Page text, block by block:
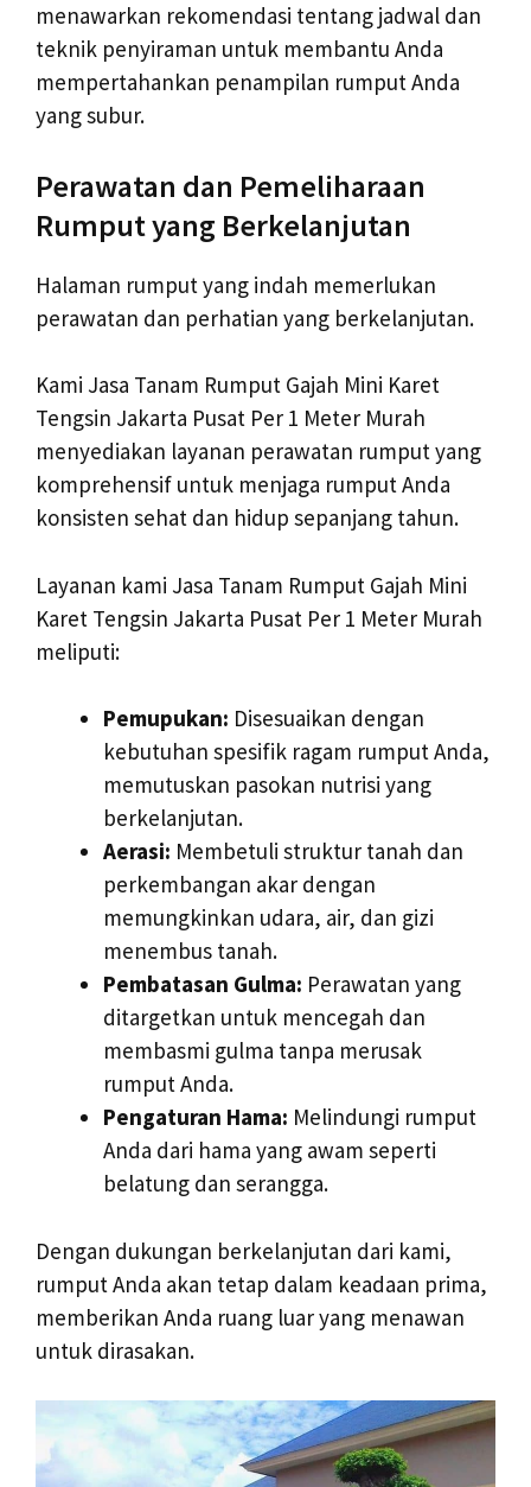
menawarkan rekomendasi tentang jadwal dan
teknik penyiraman untuk membantu Anda
mempertahankan penampilan rumput Anda
yang subur.
Perawatan dan Pemeliharaan
Rumput yang Berkelanjutan
Halaman rumput yang indah memerlukan
perawatan dan perhatian yang berkelanjutan.
Kami Jasa Tanam Rumput Gajah Mini Karet
Tengsin Jakarta Pusat Per 1 Meter Murah
menyediakan layanan perawatan rumput yang
komprehensif untuk menjaga rumput Anda
konsisten sehat dan hidup sepanjang tahun.
Layanan kami Jasa Tanam Rumput Gajah Mini
Karet Tengsin Jakarta Pusat Per 1 Meter Murah
meliputi:
Pemupukan: Disesuaikan dengan
kebutuhan spesifik ragam rumput Anda,
memutuskan pasokan nutrisi yang
berkelanjutan.
Aerasi: Membetuli struktur tanah dan
perkembangan akar dengan
memungkinkan udara, air, dan gizi
menembus tanah.
Pembatasan Gulma: Perawatan yang
ditargetkan untuk mencegah dan
membasmi gulma tanpa merusak
rumput Anda.
Pengaturan Hama: Melindungi rumput
Anda dari hama yang awam seperti
belatung dan serangga.
Dengan dukungan berkelanjutan dari kami,
rumput Anda akan tetap dalam keadaan prima,
memberikan Anda ruang luar yang menawan
untuk dirasakan.